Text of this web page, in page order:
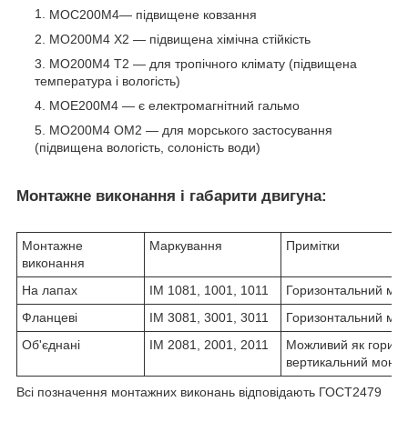
МОС200М4― підвищене ковзання
МО200М4 Х2 ― підвищена хімічна стійкість
МО200М4 Т2 ― для тропічного клімату (підвищена
температура і вологість)
МОЕ200М4 ― є електромагнітний гальмо
МО200М4 ОМ2 ― для морського застосування
(підвищена вологість, солоність води)
Монтажне виконання і габарити двигуна:
Монтажне
виконання
Маркування Примітки
На лапах IM 1081, 1001, 1011
Горизонтальний
Фланцеві
IM 3081, 3001, 3011
Горизонтальний
Об'єднані
IM 2081, 2001, 2011
Можливий як
вертикальний
Всі позначення монтажних виконань відповідають ГОСТ2479